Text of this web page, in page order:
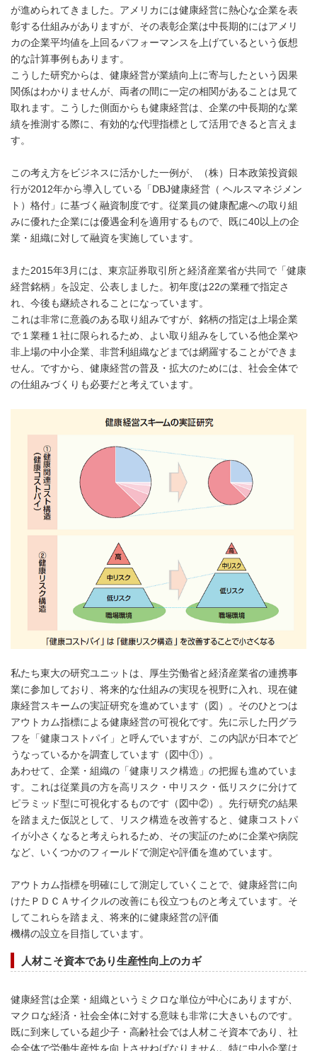
が進められてきました。アメリカには健康経営に熱心な企業を表
彰する仕組みがありますが、その表彰企業は中長期的にはアメリ
カの企業平均値を上回るパフォーマンスを上げているという仮想
的な計算事例もあります。
こうした研究からは、健康経営が業績向上に寄与したという因果
関係はわかりませんが、両者の間に一定の相関があることは見て
取れます。こうした側面からも健康経営は、企業の中長期的な業
績を推測する際に、有効的な代理指標として活用できると言えま
す。
この考え方をビジネスに活かした一例が、（株）日本政策投資銀
行が2012年から導入している「DBJ健康経営（ ヘルスマネジメン
ト）格付」に基づく融資制度です。従業員の健康配慮への取り組
みに優れた企業には優遇金利を適用するもので、既に40以上の企
業・組織に対して融資を実施しています。
また2015年3月には、東京証券取引所と経済産業省が共同で「健康
経営銘柄」を設定、公表しました。初年度は22の業種で指定さ
れ、今後も継続されることになっています。
これは非常に意義のある取り組みですが、銘柄の指定は上場企業
で１業種１社に限られるため、よい取り組みをしている他企業や
非上場の中小企業、非営利組織などまでは網羅することができま
せん。ですから、健康経営の普及・拡大のためには、社会全体で
の仕組みづくりも必要だと考えています。
私たち東大の研究ユニットは、厚生労働省と経済産業省の連携事
業に参加しており、将来的な仕組みの実現を視野に入れ、現在健
康経営スキームの実証研究を進めています（図）。そのひとつは
アウトカム指標による健康経営の可視化です。先に示した円グラ
フを「健康コストパイ」と呼んでいますが、この内訳が日本でど
うなっているかを調査しています（図中①）。
あわせて、企業・組織の「健康リスク構造」の把握も進めていま
す。これは従業員の方を高リスク・中リスク・低リスクに分けて
ピラミッド型に可視化するものです（図中②）。先行研究の結果
を踏まえた仮説として、リスク構造を改善すると、健康コストパ
イが小さくなると考えられるため、その実証のために企業や病院
など、いくつかのフィールドで測定や評価を進めています。
アウトカム指標を明確にして測定していくことで、健康経営に向
けたＰＤＣＡサイクルの改善にも役立つものと考えています。そ
してこれらを踏まえ、将来的に健康経営の評価
機構の設立を目指しています。
人材こそ資本であり生産性向上のカギ
健康経営は企業・組織というミクロな単位が中心にありますが、
マクロな経済・社会全体に対する意味も非常に大きいものです。
既に到来している超少子・高齢社会では人材こそ資本であり、社
会全体で労働生産性を向上させねばなりません。特に中小企業は